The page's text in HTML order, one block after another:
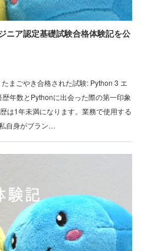
ニア認定基礎試験合格体験記を公
まごやき合格された試験: Python 3 エ
年数とPythonに出会った際の第一印象
は1年未満になります。業務で使用する
自身がブラン…